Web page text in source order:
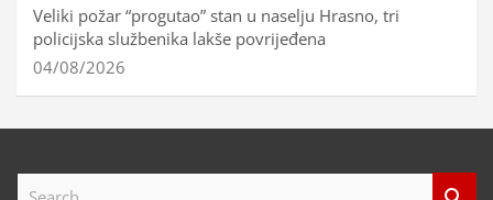
Veliki požar “progutao” stan u naselju Hrasno, tri
policijska službenika lakše povrijeđena
04/08/2026